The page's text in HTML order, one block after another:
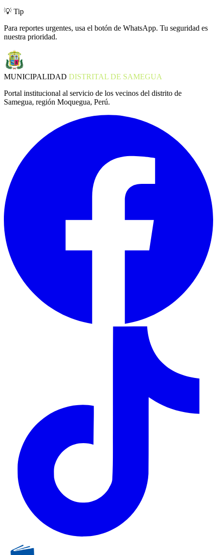
💡 Tip
Para reportes urgentes, usa el botón de WhatsApp. Tu seguridad es
nuestra prioridad.
MUNICIPALIDAD DISTRITAL DE SAMEGUA
Portal institucional al servicio de los vecinos del distrito de
Samegua, región Moquegua, Perú.